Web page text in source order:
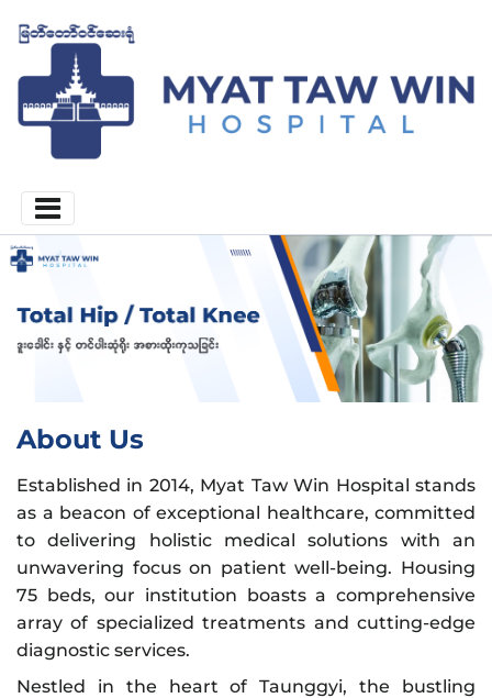
About Us
Established in 2014, Myat Taw Win Hospital stands
as a beacon of exceptional healthcare, committed
to delivering holistic medical solutions with an
unwavering focus on patient well-being. Housing
75 beds, our institution boasts a comprehensive
array of specialized treatments and cutting-edge
diagnostic services.
Nestled in the heart of Taunggyi, the bustling